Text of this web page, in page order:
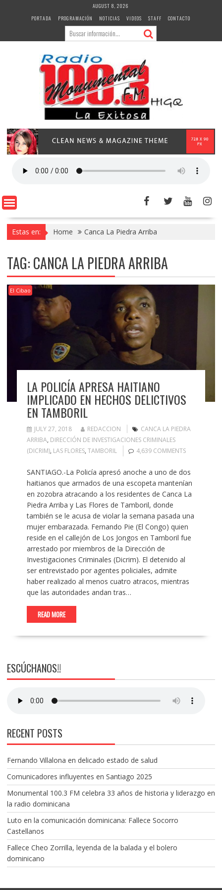
AUGUST 8, 2026
PORTADA
PROGRAMACIÓN NOTICIAS VIDEOS STAFF CONTACTO
Estas en: Home Canca La Piedra Arriba
TAG:CANCA LA PIEDRA ARRIBA
El Cibao
LA POLICÍA APRESA HAITIANO
IMPLICADO EN HECHOS DELICTIVOS
EN TAMBORIL
JULY 27, 2018 REDACCION
CANCA LA PIEDRA
ARRIBA, DIRECCIÓN DE INVESTIGACIONES CRIMINALES
(DICRIM), LAS FLORES, TAMBORIL 4,639 COMMENTS
SANTIAGO.-La Policía apresó anoche a uno de dos
haitianos que armados de una escopeta mantenían
en zozobra atracando a los residentes de Canca La
Piedra Arriba y Las Flores de Tamboril, donde
también se le acusa de violar la semana pasada una
mujer embarazada. Fernando Pie (El Congo) quien
reside en el callejón de Los Jongos en Tamboril fue
arrestado por miembros de la Dirección de
Investigaciones Criminales (Dicrim). El detenido al
ser entrevistado por agentes policiales, admite
haber realizado al menos cuatro atracos, mientras
que las autoridades andan tras…
READ MORE
ESCÚCHANOS!!
RECENT POSTS
Fernando Villalona en delicado estado de salud
Comunicadores influyentes en Santiago 2025
Monumental 100.3 FM celebra 33 años de historia y liderazgo en
la radio dominicana
Luto en la comunicación dominicana: Fallece Socorro
Castellanos
Fallece Cheo Zorrilla, leyenda de la balada y el bolero
dominicano